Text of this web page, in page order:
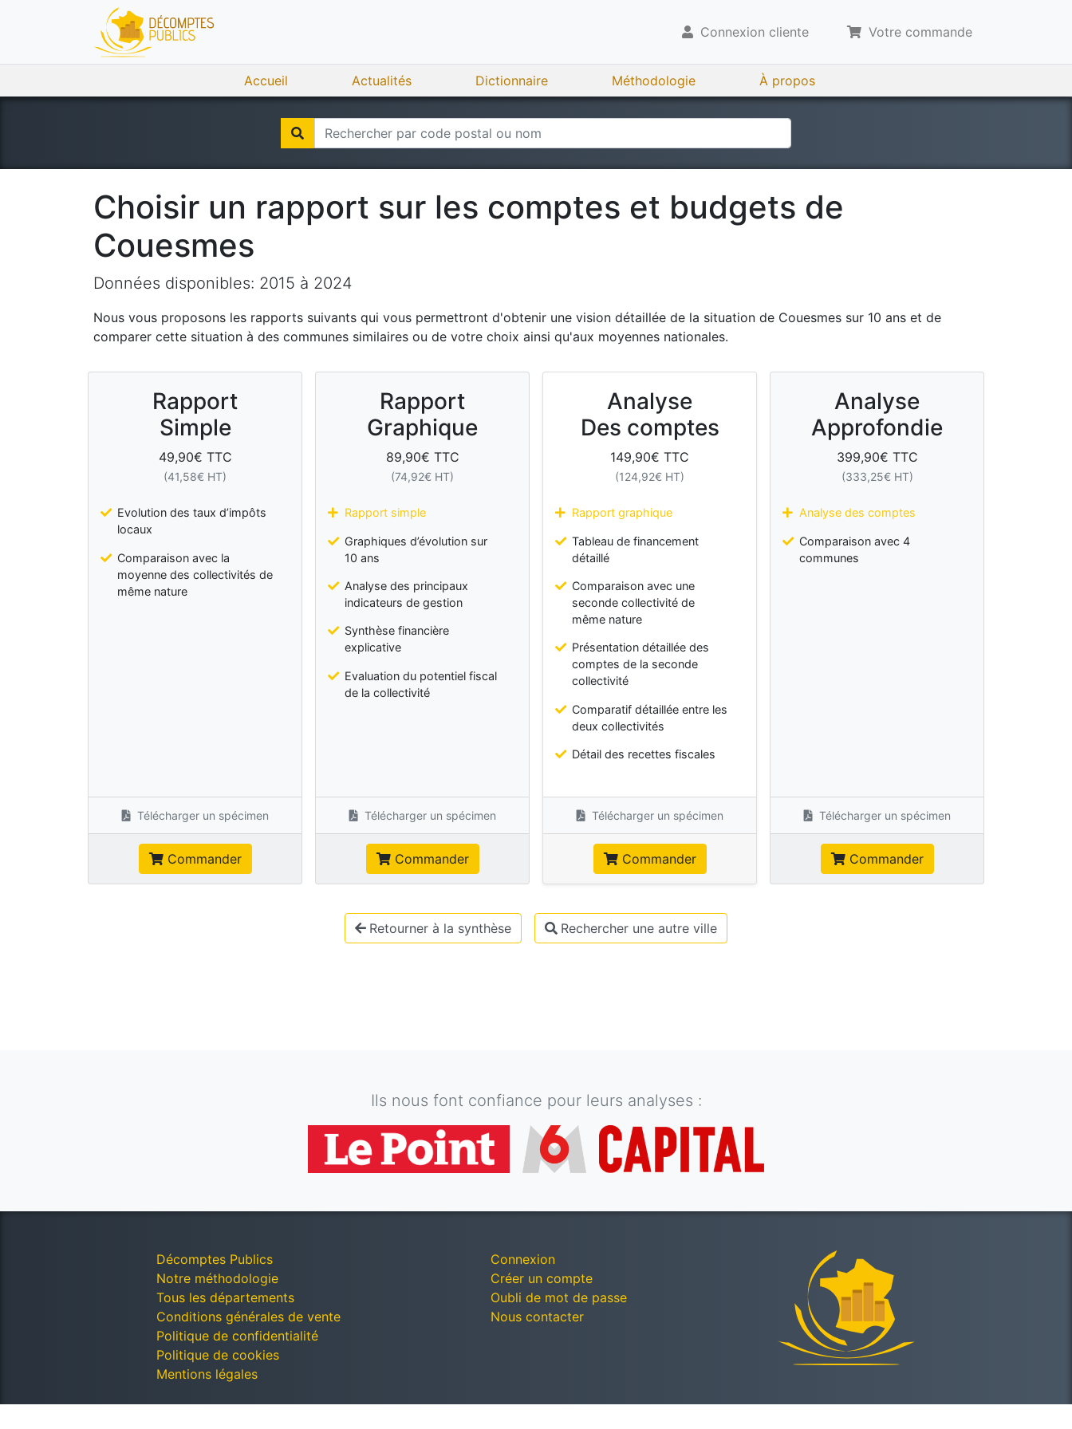
Connexion cliente Votre commande
Accueil Actualités Dictionnaire Méthodologie À propos
Choisir un rapport sur les comptes et budgets de
Couesmes
Données disponibles: 2015 à 2024
Nous vous proposons les rapports suivants qui vous permettront d'obtenir une vision détaillée de la situation de Couesmes sur 10 ans et de
comparer cette situation à des communes similaires ou de votre choix ainsi qu'aux moyennes nationales.
Rapport
Simple
49,90€ TTC
(41,58€ HT)
Evolution des taux d’impôts
locaux
Comparaison avec la
moyenne des collectivités de
même nature
Télécharger un spécimen
Commander
Rapport
Graphique
89,90€ TTC
(74,92€ HT)
Rapport simple
Graphiques d’évolution sur
10 ans
Analyse des principaux
indicateurs de gestion
Synthèse financière
explicative
Evaluation du potentiel fiscal
de la collectivité
Télécharger un spécimen
Commander
Analyse
Des comptes
149,90€ TTC
(124,92€ HT)
Rapport graphique
Tableau de financement
détaillé
Comparaison avec une
seconde collectivité de
même nature
Présentation détaillée des
comptes de la seconde
collectivité
Comparatif détaillée entre les
deux collectivités
Détail des recettes fiscales
Télécharger un spécimen
Commander
Analyse
Approfondie
399,90€ TTC
(333,25€ HT)
Analyse des comptes
Comparaison avec 4
communes
Télécharger un spécimen
Commander
Retourner à la synthèse Rechercher une autre ville
Ils nous font confiance pour leurs analyses :
Décomptes Publics
Notre méthodologie
Tous les départements
Conditions générales de vente
Politique de confidentialité
Politique de cookies
Mentions légales
Connexion
Créer un compte
Oubli de mot de passe
Nous contacter